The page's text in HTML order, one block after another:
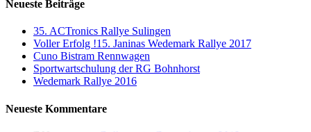
Neueste Beiträge
35. ACTronics Rallye Sulingen
Voller Erfolg !15. Janinas Wedemark Rallye 2017
Cuno Bistram Rennwagen
Sportwartschulung der RG Bohnhorst
Wedemark Rallye 2016
Neueste Kommentare